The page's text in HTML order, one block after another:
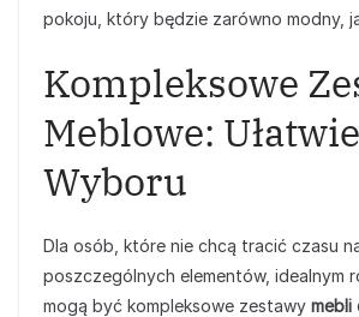
pokoju, który będzie zarówno modny,
Kompleksowe
Meblowe:
Wyboru
Dla osób, które nie chcą tracić czasu
poszczególnych elementów, idealnym
mogą być kompleksowe zestawy mebli